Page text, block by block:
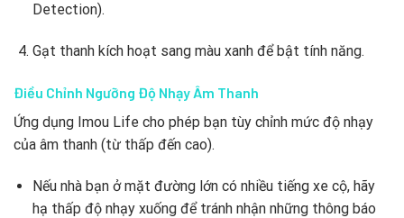
Detection).
Gạt thanh kích hoạt sang màu xanh để bật tính năng.
Điều Chỉnh Ngưỡng Độ Nhạy Âm Thanh
Ứng dụng Imou Life cho phép bạn tùy chỉnh mức độ nhạy
của âm thanh (từ thấp đến cao).
Nếu nhà bạn ở mặt đường lớn có nhiều tiếng xe cộ, hãy
hạ thấp độ nhạy xuống để tránh nhận những thông báo